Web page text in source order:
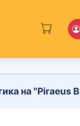
на "Piraeus